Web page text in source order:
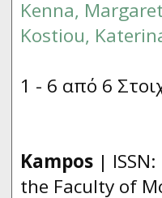
Kenna,
Kostiou,
1 - 6 από 6
Kampos | ISSN:
the Faculty of